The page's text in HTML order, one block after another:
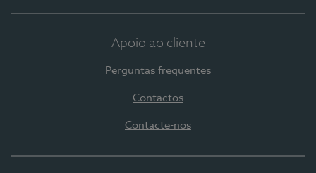
Apoio ao cliente
Perguntas frequentes
Contactos
Contacte-nos